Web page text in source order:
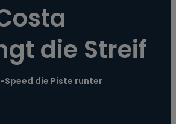
die Streif
die Piste runter